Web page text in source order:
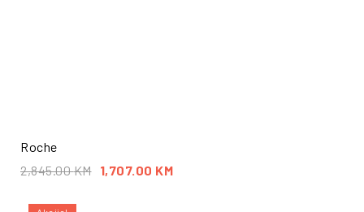
Roche
2,845.00KM 1,707.00 KM